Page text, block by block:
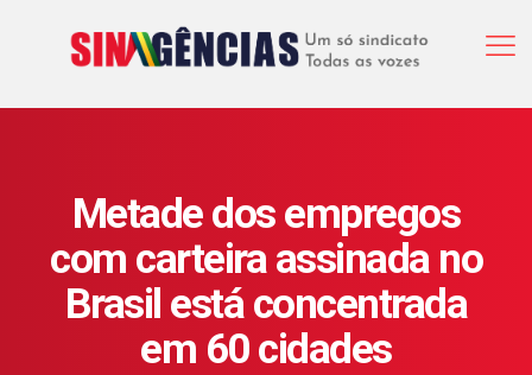
Metade dos empregos
com carteira assinada no
Brasil está concentrada
em 60 cidades